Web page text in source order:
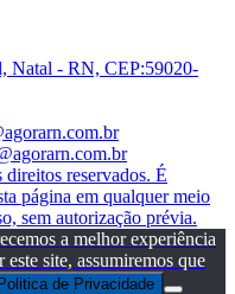
Natal - RN, CEP:59020-
reservados. É
página em qualquer meio
sem autorização prévia.
a melhor experiência
site, assumiremos que
Politica de Privacidade